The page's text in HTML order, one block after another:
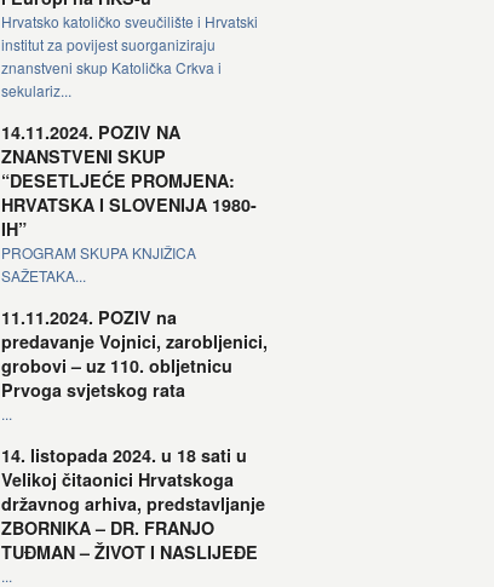
Hrvatsko katoličko sveučilište i Hrvatski
institut za povijest suorganiziraju
znanstveni skup Katolička Crkva i
sekulariz...
14.11.2024. POZIV NA
ZNANSTVENI SKUP
“DESETLJEĆE PROMJENA:
HRVATSKA I SLOVENIJA 1980-
IH”
PROGRAM SKUPA KNJIŽICA
SAŽETAKA...
11.11.2024. POZIV na
predavanje Vojnici, zarobljenici,
grobovi – uz 110. obljetnicu
Prvoga svjetskog rata
...
14. listopada 2024. u 18 sati u
Velikoj čitaonici Hrvatskoga
državnog arhiva, predstavljanje
ZBORNIKA – DR. FRANJO
TUĐMAN – ŽIVOT I NASLIJEĐE
...